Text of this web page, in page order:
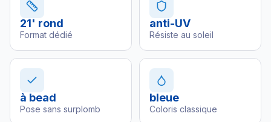
21' rond
Format dédié
anti-UV
Résiste au soleil
à bead
Pose sans surplomb
bleue
Coloris classique